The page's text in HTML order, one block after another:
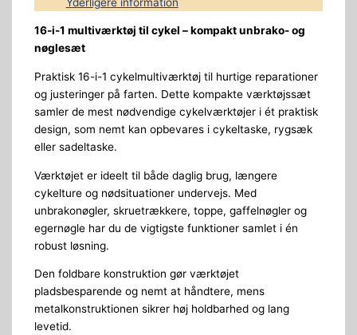
16-i-1 multiværktøj til cykel – kompakt unbrako- og
nøglesæt
Praktisk 16-i-1 cykelmultiværktøj til hurtige reparationer
og justeringer på farten. Dette kompakte værktøjssæt
samler de mest nødvendige cykelværktøjer i ét praktisk
design, som nemt kan opbevares i cykeltaske, rygsæk
eller sadeltaske.
Værktøjet er ideelt til både daglig brug, længere
cykelture og nødsituationer undervejs. Med
unbrakonøgler, skruetrækkere, toppe, gaffelnøgler og
egernøgle har du de vigtigste funktioner samlet i én
robust løsning.
Den foldbare konstruktion gør værktøjet
pladsbesparende og nemt at håndtere, mens
metalkonstruktionen sikrer høj holdbarhed og lang
levetid.